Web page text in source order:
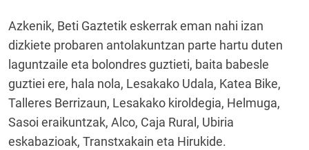
Azkenik, Beti Gaztetik eskerrak eman nahi izan
dizkiete probaren antolakuntzan parte hartu duten
laguntzaile eta bolondres guztieti, baita babesle
guztiei ere, hala nola, Lesakako Udala, Katea Bike,
Talleres Berrizaun, Lesakako kiroldegia, Helmuga,
Sasoi eraikuntzak, Alco, Caja Rural, Ubiria
eskabazioak, Transtxakain eta Hirukide.